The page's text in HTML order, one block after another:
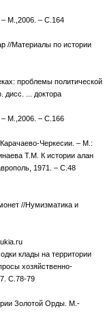
– М.,2006. – С.164
//Материалы по истории
проблемы политической
дисс. ... доктора
– М.,2006. – С.166
Черкесии. – М.:
Т.М. К истории алан
1971. – С.48
//Нумизматика и
клады на территории
хозяйственно-
С.78-79
Золотой Орды. М.-